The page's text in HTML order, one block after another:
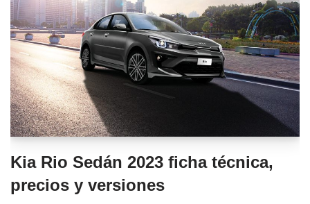
Kia Rio Sedán 2023 ficha técnica,
precios y versiones